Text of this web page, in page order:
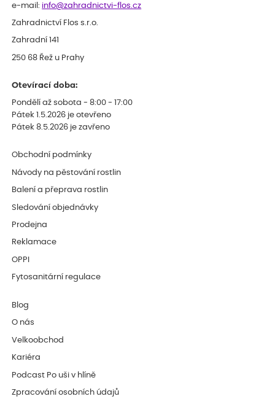
e-mail: info@zahradnictvi-flos.cz
Zahradnictví Flos s.r.o.
Zahradní 141
250 68 Řež u Prahy
Otevírací doba:
Pondělí až sobota - 8:00 - 17:00
Pátek 1.5.2026 je otevřeno
Pátek 8.5.2026 je zavřeno
Obchodní podmínky
Návody na pěstování rostlin
Balení a přeprava rostlin
Sledování objednávky
Prodejna
Reklamace
OPPI
Fytosanitární regulace
Blog
O nás
Velkoobchod
Kariéra
Podcast Po uši v hlíně
Zpracování osobních údajů